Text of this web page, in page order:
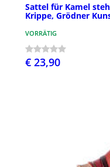
Sattel für Kamel
Krippe, Grödner
VORRÄTIG
€ 23,90